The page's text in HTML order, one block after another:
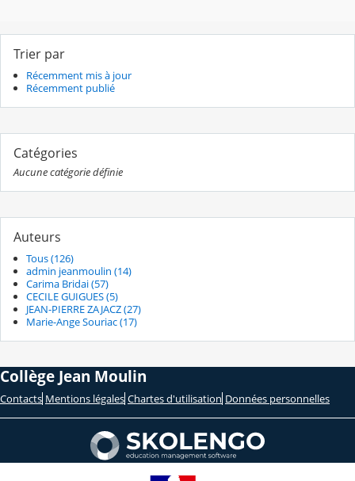
Trier par
Récemment mis à jour
Récemment publié
Catégories
Aucune catégorie définie
Auteurs
Tous (126)
admin jeanmoulin (14)
Carima Bridai (57)
CECILE GUIGUES (5)
JEAN-PIERRE ZAJACZ (27)
Marie-Ange Souriac (17)
Collège Jean Moulin
Contacts Mentions légales Chartes d'utilisation Données personnelles